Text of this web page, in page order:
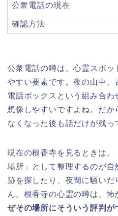
公衆電話の現在
確認方法
公衆電話の噂は、心霊スポッ
やすい要素です。夜の山中、
電話ボックスという組み合わ
想像しやすいですよね。だか
なくなった後も話だけが残っ
現在の根香寺を見るときは、
場所」として整理するのが自
跡を探したり、夜間に騒い
ん。根香寺の心霊の噂は、
ぜその場所にそういう評判